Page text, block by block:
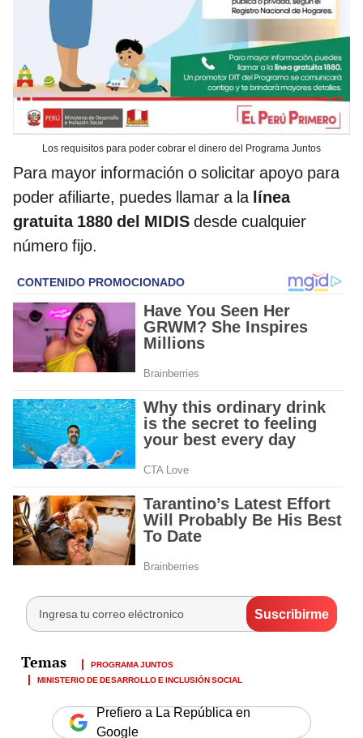
Los requisitos para poder cobrar el dinero del Programa Juntos
Para mayor información o solicitar apoyo para
poder afiliarte, puedes llamar a la línea
gratuita 1880 del MIDIS desde cualquier
número fijo.
PROGRAMA JUNTOS
MINISTERIO DE DESARROLLO E INCLUSIÓN SOCIAL
Prefiero a La República en
Google